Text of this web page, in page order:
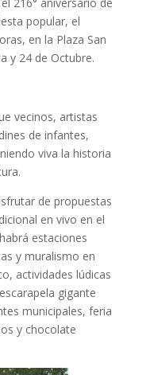
popular, el
en la Plaza San
y 24 de Octubre.
vecinos, artistas
de infantes,
viva la historia
de propuestas
en vivo en el
estaciones
y muralismo en
actividades lúdicas
gigante
municipales, feria
y chocolate